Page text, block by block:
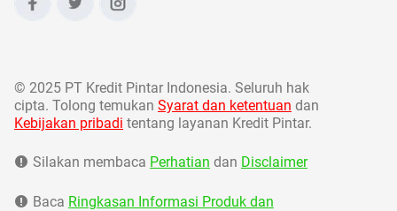
© 2025 PT Kredit Pintar Indonesia. Seluruh hak
cipta. Tolong temukan Syarat dan ketentuan dan
Kebijakan pribadi tentang layanan Kredit Pintar.
Silakan membaca Perhatian dan Disclaimer
Baca Ringkasan Informasi Produk dan